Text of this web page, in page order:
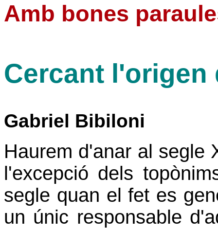
Amb bones
Cercant
Gabriel Bibiloni
Haurem d'anar al segle
l'excepció dels
segle quan el fet es
un únic responsable